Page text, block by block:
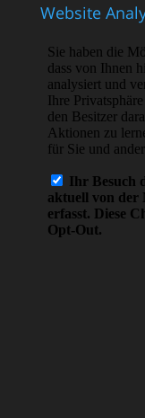
Website